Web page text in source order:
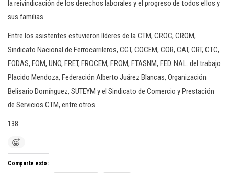
la reivindicación de los derechos laborales y el progreso de todos ellos y
sus familias.
Entre los asistentes estuvieron líderes de la CTM, CROC, CROM,
Sindicato Nacional de Ferrocarrileros, CGT, COCEM, COR, CAT, CRT, CTC,
FODAS, FOM, UNO, FRET, FROCEM, FROM, FTASNM, FED. NAL. del trabajo
Placido Mendoza, Federación Alberto Juárez Blancas, Organización
Belisario Domínguez, SUTEYM y el Sindicato de Comercio y Prestación
de Servicios CTM, entre otros.
138
Comparte esto: